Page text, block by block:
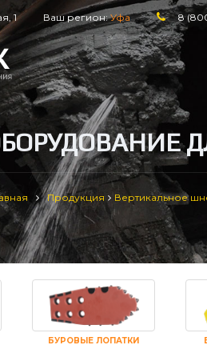
1 Ваш регион:Уфа 8
Продукция Вертикальное
БУРОВЫЕ ЛОПАТКИ